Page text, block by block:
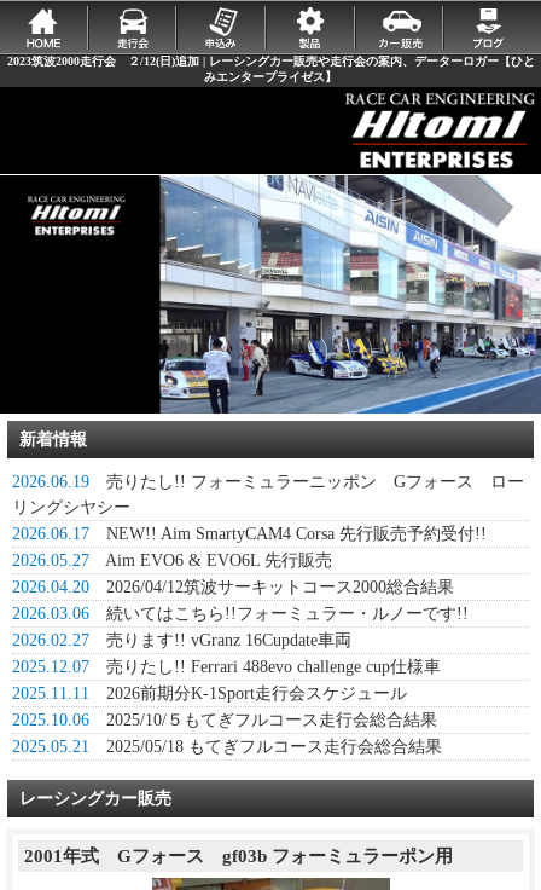
2023筑波2000走行会 ２/12(日)追加 | レーシングカー販売や走行会の案内、データーロガー【ひと
みエンタープライゼス】
新着情報
2026.06.19
売りたし!! フォーミュラーニッポン Gフォース ロー
リングシヤシー
2026.06.17
NEW!! Aim SmartyCAM4 Corsa 先行販売予約受付!!
2026.05.27
Aim EVO6 & EVO6L 先行販売
2026.04.20
2026/04/12筑波サーキットコース2000総合結果
2026.03.06
続いてはこちら!!フォーミュラー・ルノーです!!
2026.02.27
売ります!! vGranz 16Cupdate車両
2025.12.07
売りたし!! Ferrari 488evo challenge cup仕様車
2025.11.11
2026前期分K-1Sport走行会スケジュール
2025.10.06
2025/10/５もてぎフルコース走行会総合結果
2025.05.21
2025/05/18 もてぎフルコース走行会総合結果
レーシングカー販売
2001年式 Gフォース gf03b フォーミュラーポン用